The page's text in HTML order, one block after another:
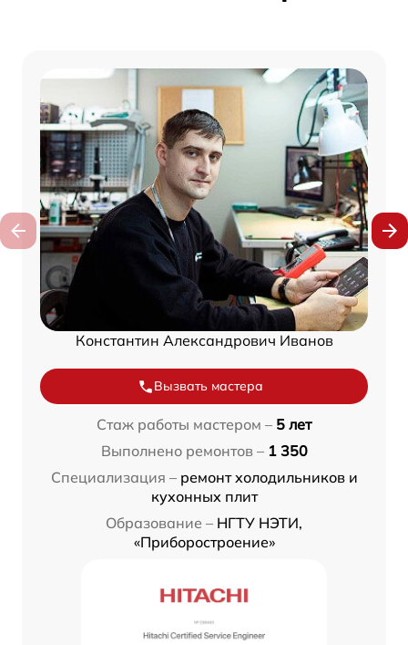
Константин Александрович Иванов
Вызвать мастера
Стаж работы мастером – 5 лет
Выполнено ремонтов – 1 350
Специализация – ремонт холодильников и
кухонных плит
Образование – НГТУ НЭТИ,
«Приборостроение»